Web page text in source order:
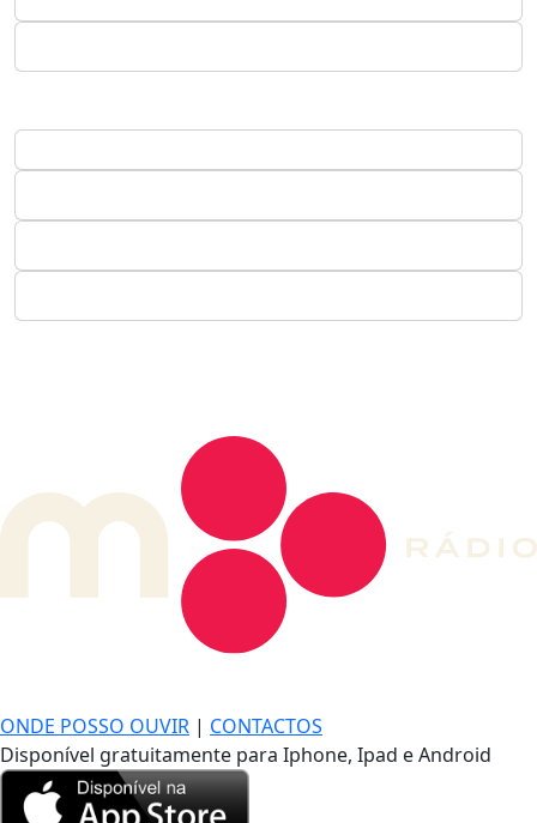
ONDE POSSO OUVIR | CONTACTOS
Disponível gratuitamente para Iphone, Ipad e Android